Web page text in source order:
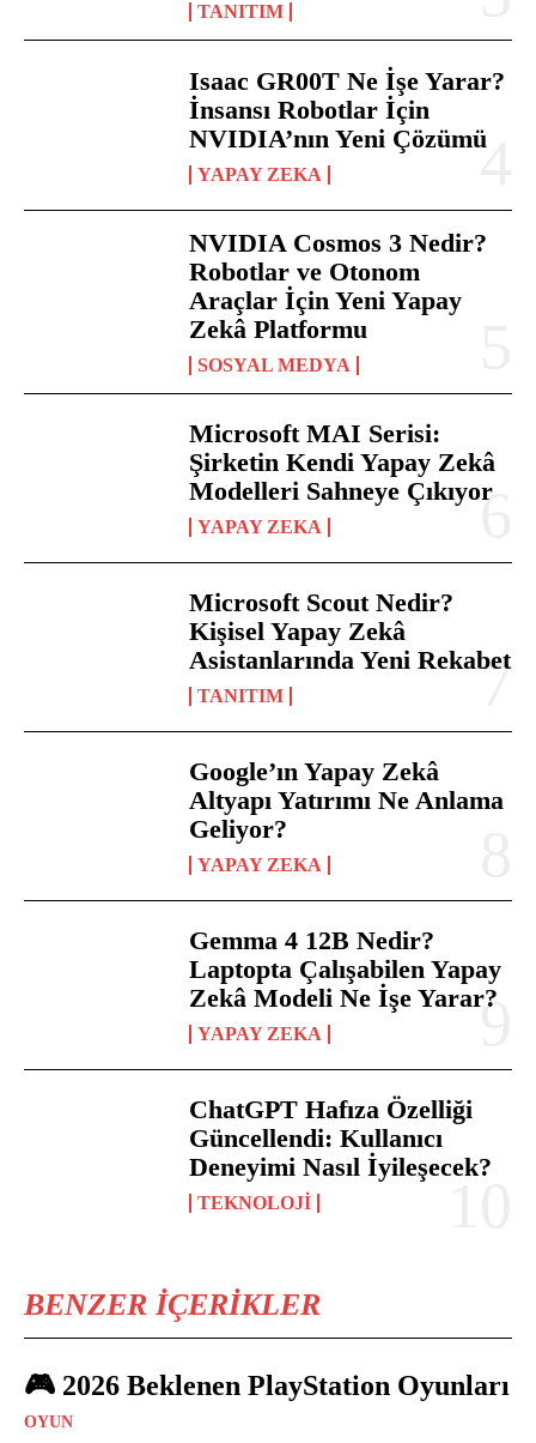
TANITIM
Isaac GR00T Ne İşe Yarar?
İnsansı Robotlar İçin
NVIDIA’nın Yeni Çözümü
YAPAY ZEKA
NVIDIA Cosmos 3 Nedir?
Robotlar ve Otonom
Araçlar İçin Yeni Yapay
Zekâ Platformu
SOSYAL MEDYA
Microsoft MAI Serisi:
Şirketin Kendi Yapay Zekâ
Modelleri Sahneye Çıkıyor
YAPAY ZEKA
Microsoft Scout Nedir?
Kişisel Yapay Zekâ
Asistanlarında Yeni Rekabet
TANITIM
Google’ın Yapay Zekâ
Altyapı Yatırımı Ne Anlama
Geliyor?
YAPAY ZEKA
Gemma 4 12B Nedir?
Laptopta Çalışabilen Yapay
Zekâ Modeli Ne İşe Yarar?
YAPAY ZEKA
ChatGPT Hafıza Özelliği
Güncellendi: Kullanıcı
Deneyimi Nasıl İyileşecek?
TEKNOLOJI
BENZER İÇERIKLER
🎮 2026 Beklenen PlayStation Oyunları
OYUN